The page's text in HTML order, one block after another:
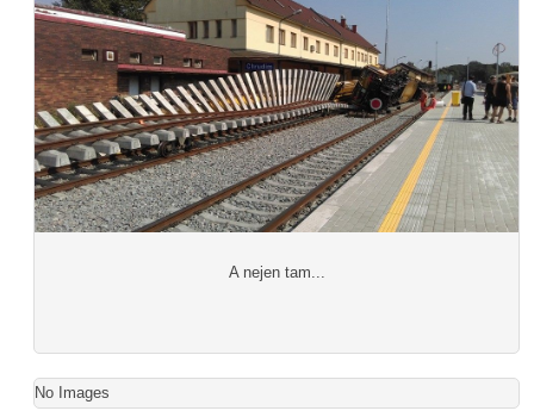
A nejen tam...
No Images